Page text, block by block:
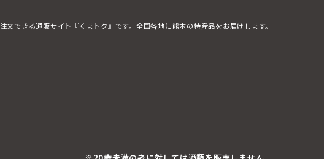
文できる通販サイト『くまトク』です。全国各地に熊本の特産品をお届けします。